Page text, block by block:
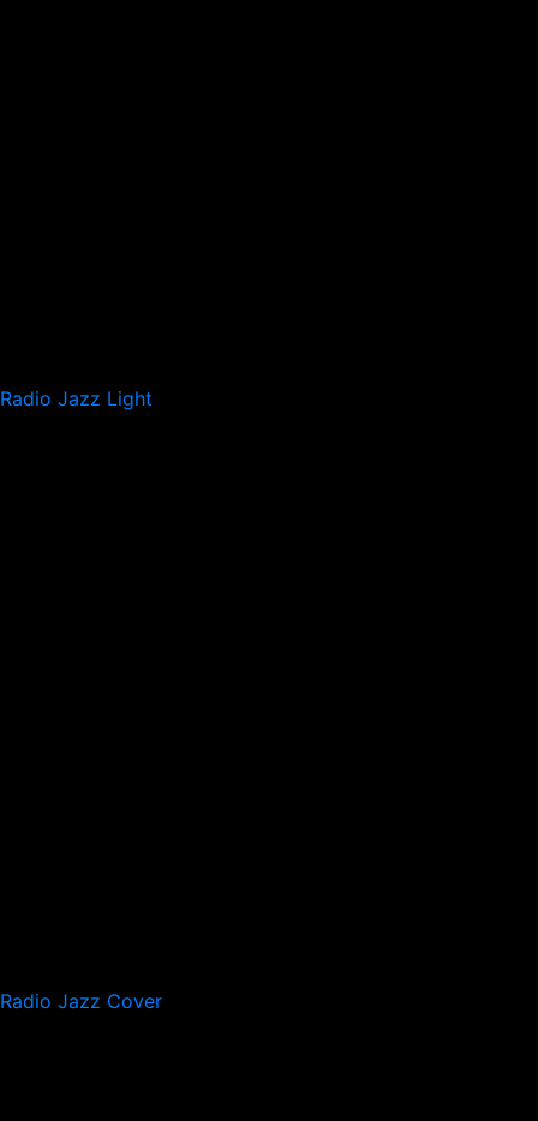
Radio Jazz Light
Radio Jazz Cover